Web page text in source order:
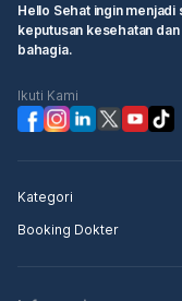
Hello Sehat ingin
keputusan kesehatan
bahagia.
Ikuti Kami
Kategori
Booking Dokter